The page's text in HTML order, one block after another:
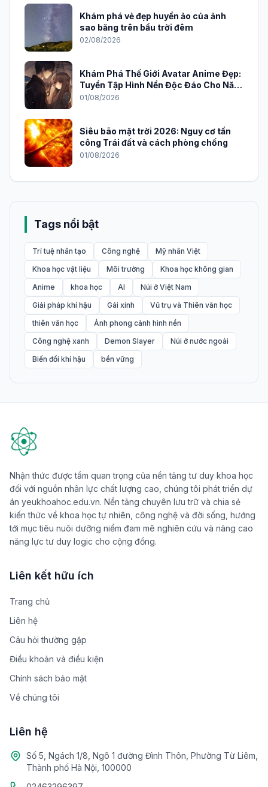
Khám phá vẻ đẹp huyền ảo của ảnh
sao băng trên bầu trời đêm
02/08/2026
Khám Phá Thế Giới Avatar Anime Đẹp:
Tuyển Tập Hình Nền Độc Đáo Cho Năm
2026
01/08/2026
Siêu bão mặt trời 2026: Nguy cơ tấn
công Trái đất và cách phòng chống
01/08/2026
Tags nổi bật
Trí tuệ nhân tạo Công nghệ
Mỹ nhân Việt
Khoa học vật liệu
Môi trường
Khoa học không gian
Anime
khoa học AI
Núi ở Việt Nam
Giải pháp khí hậu
Gái xinh
Vũ trụ và Thiên văn học
thiên văn học
Ảnh phong cảnh hình nền
Công nghệ xanh
Demon Slayer
Núi ở nước ngoài
Biến đổi khí hậu
bền vững
Nhận thức được tầm quan trọng của nền tảng tư duy khoa học
đối với nguồn nhân lực chất lượng cao, chúng tôi phát triển dự
án yeukhoahoc.edu.vn. Nền tảng chuyên lưu trữ và chia sẻ
kiến thức về khoa học tự nhiên, công nghệ và đời sống, hướng
tới mục tiêu nuôi dưỡng niềm đam mê nghiên cứu và nâng cao
năng lực tư duy logic cho cộng đồng.
Liên kết hữu ích
Trang chủ
Liên hệ
Câu hỏi thường gặp
Điều khoản và điều kiện
Chính sách bảo mật
Về chúng tôi
Liên hệ
Số 5, Ngách 1/8, Ngõ 1 đường Đình Thôn, Phường Từ Liêm,
Thành phố Hà Nội, 100000